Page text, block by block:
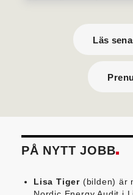
Läs
PÅ NYTT JOBB
Lisa Tiger (bilden) är